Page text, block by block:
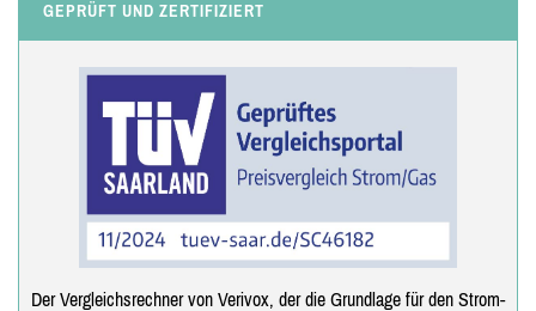
GEPRÜFT UND ZERTIFIZIERT
Der Vergleichsrechner von Verivox, der die Grundlage für den Strom-